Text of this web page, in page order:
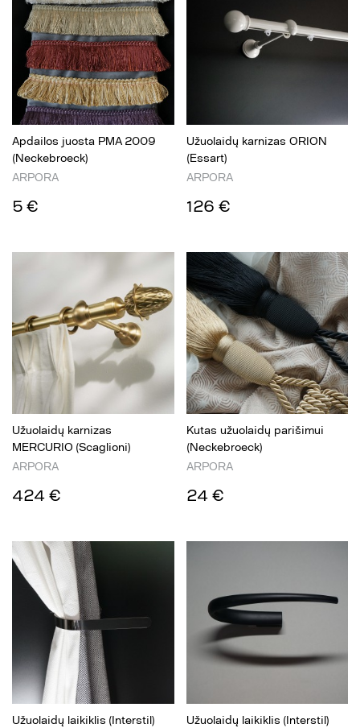
Apdailos juosta PMA 2009
(Neckebroeck)
ARPORA
5 €
Užuolaidų karnizas ORION
(Essart)
ARPORA
126 €
Užuolaidų karnizas
MERCURIO (Scaglioni)
ARPORA
424 €
Kutas užuolaidų parišimui
(Neckebroeck)
ARPORA
24 €
Užuolaidų laikiklis (Interstil)
Užuolaidų laikiklis (Interstil)